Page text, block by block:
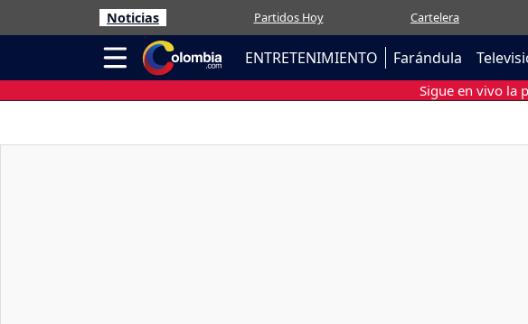
Noticias Partidos Hoy Cartelera
ENTRETENIMIENTO Farándula
Sigue en vivo la